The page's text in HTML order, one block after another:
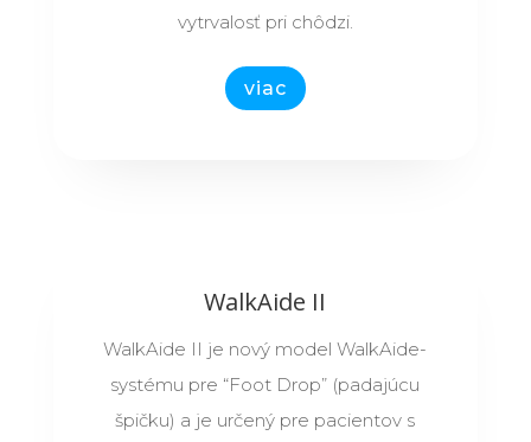
vytrvalosť pri chôdzi.
viac
WalkAide II
WalkAide II je nový model WalkAide-
systému pre “Foot Drop” (padajúcu
špičku) a je určený pre pacientov s